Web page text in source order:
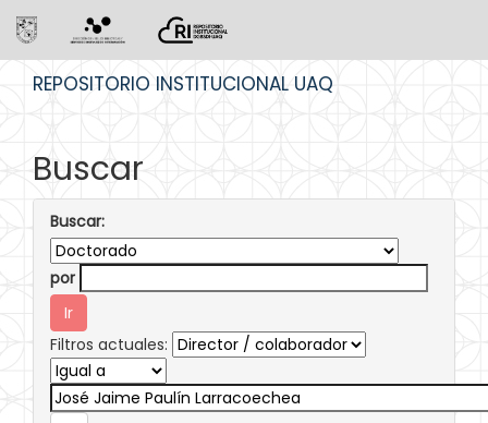
REPOSITORIO INSTITUCIONAL UAQ
Buscar
Buscar:
por
Filtros actuales: